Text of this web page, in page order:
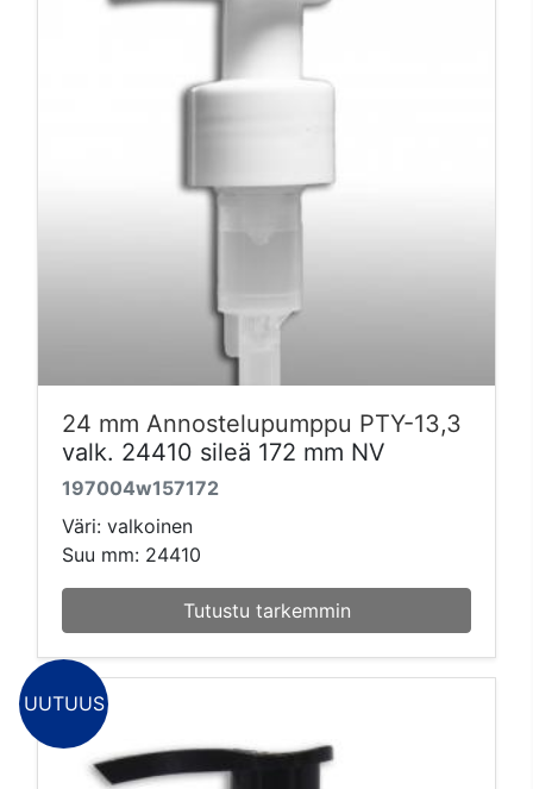
24 mm Annostelupumppu PTY-13,3
valk. 24410 sileä 172 mm NV
197004w157172
Väri: valkoinen
Suu mm: 24410
Tutustu tarkemmin
UUTUUS